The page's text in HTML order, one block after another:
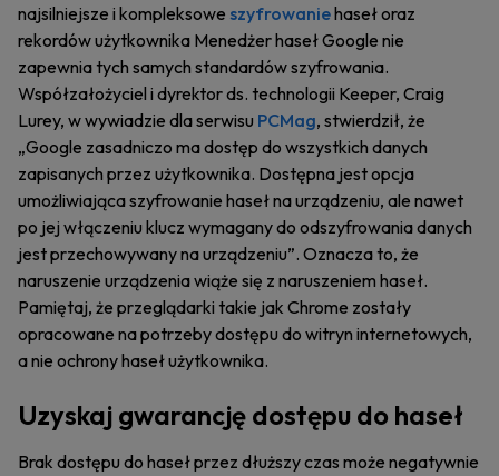
najsilniejsze i kompleksowe szyfrowaniehaseł oraz
rekordów użytkownika Menedżer haseł Google nie
zapewnia tych samych standardów szyfrowania.
Współzałożyciel i dyrektor ds. technologii Keeper, Craig
Lurey, w wywiadzie dla serwisu PCMag, stwierdził, że
„Google zasadniczo ma dostęp do wszystkich danych
zapisanych przez użytkownika. Dostępna jest opcja
umożliwiająca szyfrowanie haseł na urządzeniu, ale nawet
po jej włączeniu klucz wymagany do odszyfrowania danych
jest przechowywany na urządzeniu”. Oznacza to, że
naruszenie urządzenia wiąże się z naruszeniem haseł.
Pamiętaj, że przeglądarki takie jak Chrome zostały
opracowane na potrzeby dostępu do witryn internetowych,
a nie ochrony haseł użytkownika.
Uzyskaj gwarancję dostępu do haseł
Brak dostępu do haseł przez dłuższy czas może negatywnie